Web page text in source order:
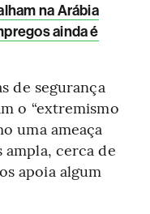
na Arábia
ainda é
de segurança
o “extremismo
uma ameaça
ampla, cerca de
apoia algum